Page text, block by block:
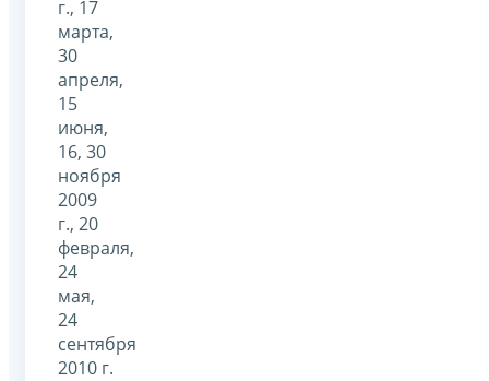
г., 17
марта,
30
апреля,
15
июня,
16, 30
ноября
2009
г., 20
февраля,
24
мая,
24
сентября
2010 г.